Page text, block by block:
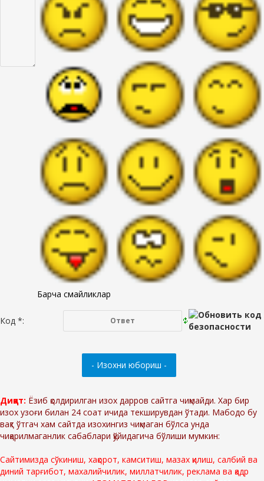
Барча смайликлар
Код *:
Диққат: Ёзиб қолдирилган изох дарров сайтга чиқмайди. Хар бир
изох узоғи билан 24 соат ичида текширувдан ўтади. Мабодо бу
вақт ўтгач хам сайтда изохингиз чиқмаган бўлса унда
чиқарилмаганлик сабаблари қўйидагича бўлиши мумкин:
Сайтимизда сўкиниш, хақорот, камситиш, мазах қилиш, салбий ва
диний тарғибот, махалийчилик, миллатчилик, реклама ва қадр